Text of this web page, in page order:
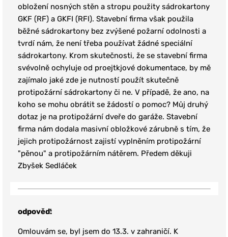
obložení nosných stěn a stropu použity sádrokartony
GKF (RF) a GKFI (RFI). Stavební firma však použila
běžné sádrokartony bez zvýšené požarní odolnosti a
tvrdí nám, že není třeba používat žádné speciální
sádrokartony. Krom skutečnosti, že se stavební firma
svévolně ochyluje od proejtkjové dokumentace, by mě
zajímalo jaké zde je nutností použít skutečně
protipožární sádrokartony či ne. V případě, že ano, na
koho se mohu obrátit se žádostí o pomoc? Můj druhý
dotaz je na protipožární dveře do garáže. Stavební
firma nám dodala masivní obložkové zárubně s tím, že
jejich protipožárnost zajistí vyplněním protipožární
"pěnou" a protipožárním nátěrem. Předem děkuji
Zbyšek Sedláček
odpověď:
Omlouvám se, byl jsem do 13.3. v zahraničí. K